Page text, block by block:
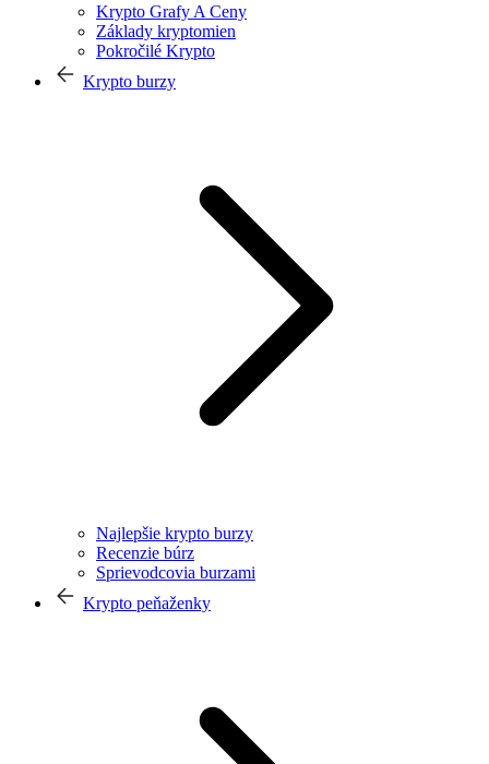
Krypto Grafy A Ceny
Základy kryptomien
Pokročilé Krypto
Krypto burzy
Najlepšie krypto burzy
Recenzie búrz
Sprievodcovia burzami
Krypto peňaženky